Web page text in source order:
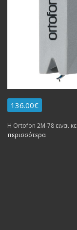
136.00€
Η Ortofon 2M-78 ειναι
περισσότερα